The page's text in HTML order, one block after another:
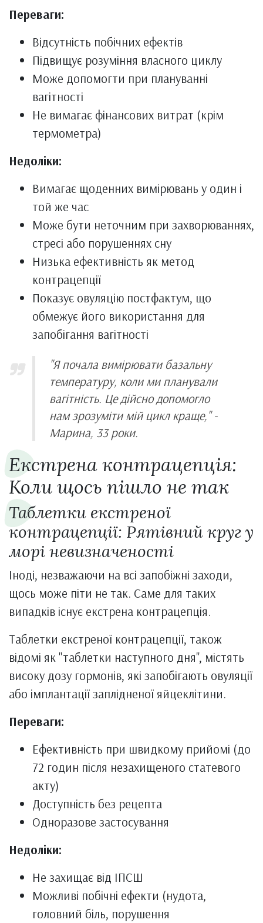
Переваги:
Відсутність побічних ефектів
Підвищує розуміння власного циклу
Може допомогти при плануванні
вагітності
Не вимагає фінансових витрат (крім
термометра)
Недоліки:
Вимагає щоденних вимірювань у один і
той же час
Може бути неточним при захворюваннях,
стресі або порушеннях сну
Низька ефективність як метод
контрацепції
Показує овуляцію постфактум, що
обмежує його використання для
запобігання вагітності
"Я почала вимірювати базальну
температуру, коли ми планували
вагітність. Це дійсно допомогло
нам зрозуміти мій цикл краще," -
Марина, 33 роки.
Екстрена контрацепція:
Коли щось пішло не так
Таблетки екстреної
контрацепції: Рятівний круг у
морі невизначеності
Іноді, незважаючи на всі запобіжні заходи,
щось може піти не так. Саме для таких
випадків існує екстрена контрацепція.
Таблетки екстреної контрацепції, також
відомі як "таблетки наступного дня", містять
високу дозу гормонів, які запобігають овуляції
або імплантації заплідненої яйцеклітини.
Переваги:
Ефективність при швидкому прийомі (до
72 годин після незахищеного статевого
акту)
Доступність без рецепта
Одноразове застосування
Недоліки:
Не захищає від ІПСШ
Можливі побічні ефекти (нудота,
головний біль, порушення